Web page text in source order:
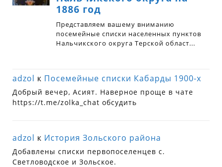
adzol к Посемейные списки Кабарды 1900-х
Добрый вечер, Асият. Наверное проще в чате
https://t.me/zolka_chat обсудить
adzol к История Зольского района
Добавлены списки первопоселенцев с.
Светловодское и Зольское.